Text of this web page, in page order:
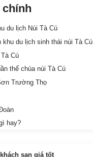
chính
du lịch Núi Tà Cú
khu du lịch sinh thái núi Tà Cú
Cú
thể chùa núi Tà Cú
Trường Thọ
hay?
nước
sạn giá tốt